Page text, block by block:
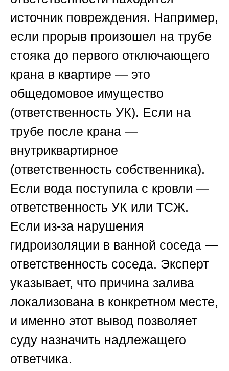
источник повреждения. Например,
если прорыв произошел на трубе
стояка до первого отключающего
крана в квартире — это
общедомовое имущество
(ответственность УК). Если на
трубе после крана —
внутриквартирное
(ответственность собственника).
Если вода поступила с кровли —
ответственность УК или ТСЖ.
Если из-за нарушения
гидроизоляции в ванной соседа —
ответственность соседа. Эксперт
указывает, что причина залива
локализована в конкретном месте,
и именно этот вывод позволяет
суду назначить надлежащего
ответчика.